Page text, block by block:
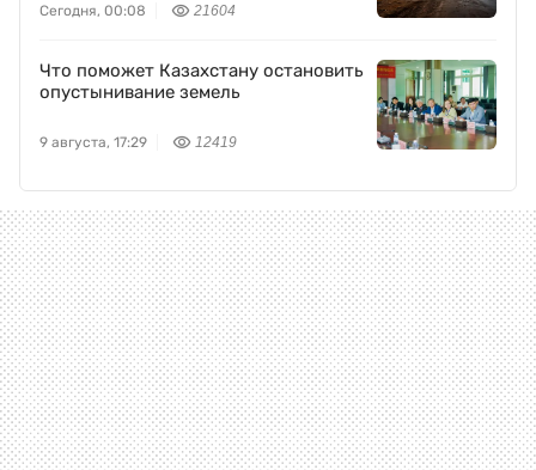
Сегодня, 00:08 21604
Что поможет Казахстану остановить
опустынивание земель
9 августа, 17:29 12419